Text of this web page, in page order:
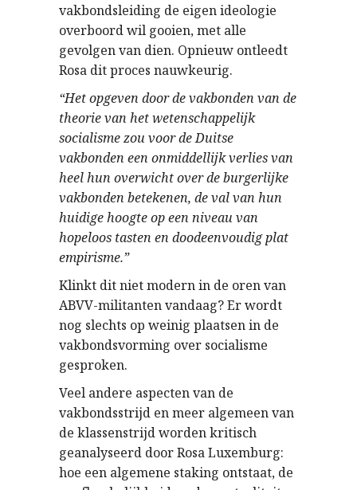
vakbondsleiding de eigen ideologie
overboord wil gooien, met alle
gevolgen van dien. Opnieuw ontleedt
Rosa dit proces nauwkeurig.
“Het opgeven door de vakbonden van de
theorie van het wetenschappelijk
socialisme zou voor de Duitse
vakbonden een onmiddellijk verlies van
heel hun overwicht over de burgerlijke
vakbonden betekenen, de val van hun
huidige hoogte op een niveau van
hopeloos tasten en doodeenvoudig plat
empirisme.”
Klinkt dit niet modern in de oren van
ABVV-militanten vandaag? Er wordt
nog slechts op weinig plaatsen in de
vakbondsvorming over socialisme
gesproken.
Veel andere aspecten van de
vakbondsstrijd en meer algemeen van
de klassenstrijd worden kritisch
geanalyseerd door Rosa Luxemburg:
hoe een algemene staking ontstaat, de